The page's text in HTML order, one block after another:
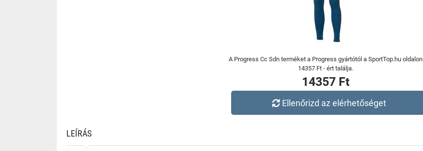
A Progress Cc Sdn terméket a Progress gyártótól a SportTop.hu oldalon
14357 Ft - ért találja.
14357 Ft
Ellenőrizd az elérhetőséget
LEÍRÁS